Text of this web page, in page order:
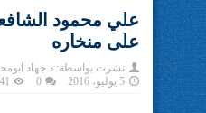
علي محمود
على منخاره
نشرت بواسطة: د.جهاد
5 يوليو، 2016
0